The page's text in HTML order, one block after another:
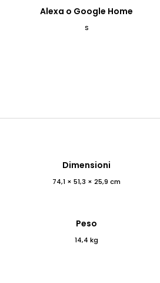
Alexa o Google Home
S
Dimensioni
74,1 × 51,3 × 25,9 cm
Peso
14,4 kg